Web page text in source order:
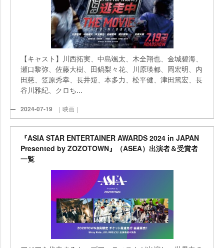
【キャスト】川西拓実、中島颯太、木全翔也、金城碧海、
瀬口黎弥、佐藤大樹、田鍋梨々花、川原瑛都、岡宏明、内
田慈、笠原秀幸、長井短、本多力、松平健、津田篤宏、長
谷川雅紀、クロち...
2024-07-19 ｜映画｜
『ASIA STAR ENTERTAINER AWARDS 2024 in JAPAN
Presented by ZOZOTOWN』（ASEA）出演者＆受賞者
一覧